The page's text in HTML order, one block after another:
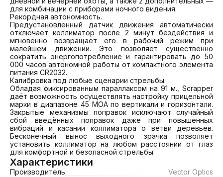
для комбинации с приборами ночного видения.
Рекордная автономность.
Предустановленный датчик движения автоматически
отключает коллиматор после 2 минут бездействия и
мгновенно возвращает его в рабочий режим при
малейшем движении. Это позволяет существенно
сократить энергопотребление и гарантировать до 50
000 часов автономной работы от компактного элемента
питания CR2032.
Калибровка под любые сценарии стрельбы.
Обладая фиксированным параллаксом на 91 м., Scrapper
даёт возможность осуществлять настройку прицельной
марки в диапазоне 45 MOA по вертикали и горизонтали.
Закрытые механизмы поправок исключают случайный
сбой введённых поправок даже при повышенных
вибраций и касании коллиматора о ветви деревьев.
Бесконечный вынос выходного зрачка позволяет
установить коллиматор на любом расстоянии от глаз
для комфортной и безопасной стрельбы.
Характеристики
Производитель
Vector Optics